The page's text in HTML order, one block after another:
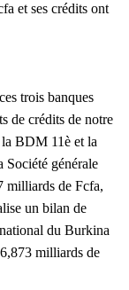
et ses crédits ont
trois banques
de crédits de notre
BDM 11è et la
générale
milliards de Fcfa,
un bilan de
du Burkina
milliards de